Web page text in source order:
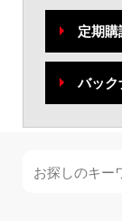
定期
バッ